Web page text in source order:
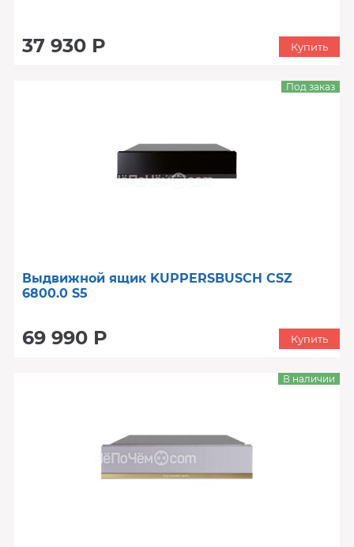
37 930 Р Купить
Выдвижной ящик KUPPERSBUSCH CSZ
6800.0 S5
69 990 Р
Под заказ
Купить
В наличии